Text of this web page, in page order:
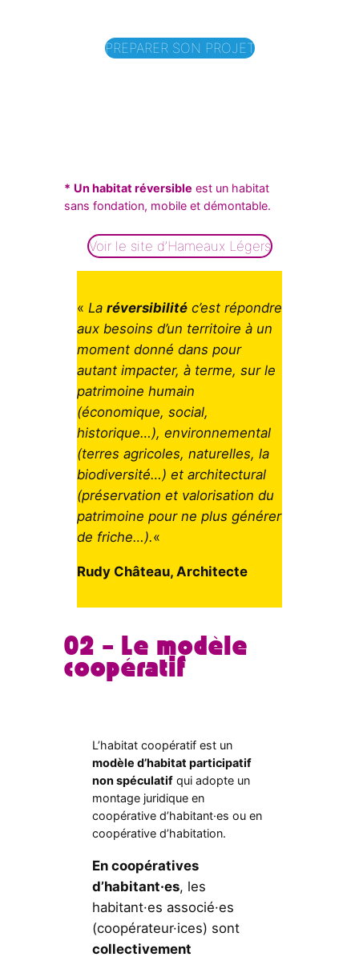
PREPARER SON PROJET
* Un habitat réversible est un habitat
sans fondation, mobile et démontable.
Voir le site d’Hameaux Légers
« La réversibilitéc’est répondre
aux besoins d’un territoire à un
moment donné dans pour
autant impacter, à terme, sur le
patrimoine humain
(économique, social,
historique…), environnemental
(terres agricoles, naturelles, la
biodiversité…) et architectural
(préservation et valorisation du
patrimoine pour ne plus générer
de friche…).«
Rudy Château, Architecte
02 – Le modèle
coopératif
L’habitat coopératif est un
modèle d’habitat participatif
non spéculatif qui adopte un
montage juridique en
coopérative d’habitant·es ou en
coopérative d’habitation.
En coopératives
d’habitant·es, les
habitant·es associé·es
(coopérateur·ices) sont
collectivement